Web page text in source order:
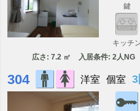
鍵
キッチ
広さ: 7.2 ㎡ 入居条件: 2人NG
304 洋室 個室